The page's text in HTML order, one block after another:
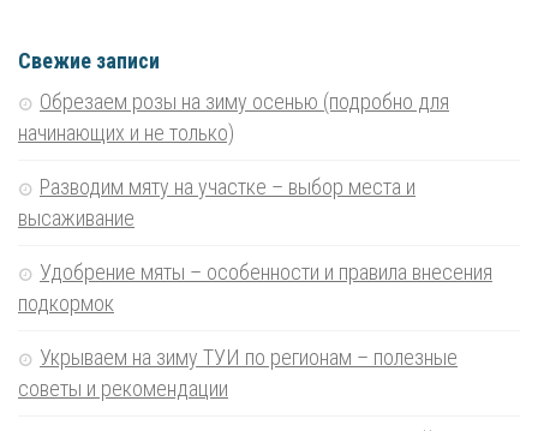
Свежие записи
Обрезаем розы на зиму осенью (подробно для
начинающих и не только)
Разводим мяту на участке – выбор места и
высаживание
Удобрение мяты – особенности и правила внесения
подкормок
Укрываем на зиму ТУИ по регионам – полезные
советы и рекомендации